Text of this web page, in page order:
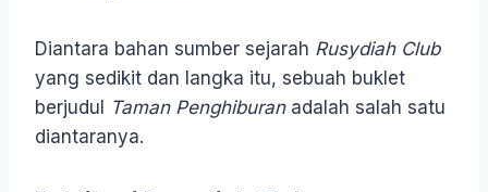
Diantara bahan sumber sejarah Rusydiah Club
yang sedikit dan langka itu, sebuah buklet
berjudul Taman Penghiburanadalah salah satu
diantaranya.